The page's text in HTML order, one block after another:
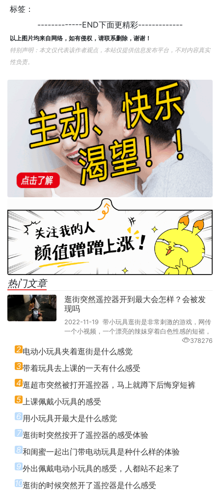
标签：
-------------END下面更精彩-------------
以上图片均来自网络，如有侵权，请联系删除，谢谢！
特别声明：本文仅代表该作者观点，本站仅提供信息发布平台，不对内容真实
性负责。
热门文章
逛街突然遥控器开到最大会怎样？会被发
现吗
2022-11-19 带小玩具逛街是非常刺激的游戏，网传
一个小视频，一个漂亮的辣妹穿着白色性感的短裙，
378276
2 电动小玩具夹着逛街是什么感觉
3带着玩具去上课的一天有什么感受
4 逛超市突然被打开遥控器，马上就蹲下后悔穿短裤
5上课佩戴小玩具的感受
6 用小玩具开最大是什么感觉
7逛街时突然按开了遥控器的感受体验
8 和闺蜜一起出门带电动玩具是种什么样的体验
9外出佩戴电动小玩具的感受，人都站不起来了
10逛街的时候突然开了遥控器是什么感受